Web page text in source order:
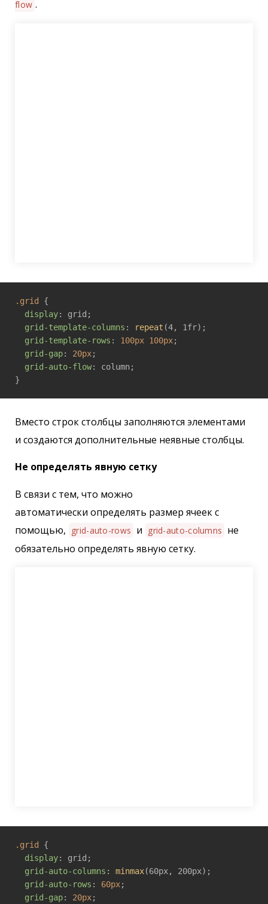
flow .
.grid
{
display: grid;
grid-template-columns : repeat (4, 1fr);
grid-template-rows : 100px 100px;
grid-gap: 20px;
grid-auto-flow: column;
Вместо строк столбцы заполняются элементами
и создаются дополнительные неявные столбцы.
Не определять явную сетку
В связи с тем, что можно
автоматически определять размер ячеек с
помощью, grid-auto-rows и grid-auto-columns не
обязательно определять явную сетку.
.grid
{
display: grid;
grid-auto-columns : minmax(60px, 200px);
grid-auto-rows : 60px;
grid-gap: 20px;